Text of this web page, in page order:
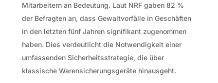
Mitarbeitern an Bedeutung. Laut NRF gaben 82 %
der Befragten an, dass Gewaltvorfälle in Geschäften
in den letzten fünf Jahren signifikant zugenommen
haben. Dies verdeutlicht die Notwendigkeit einer
umfassenden Sicherheitsstrategie, die über
klassische Warensicherungsgeräte hinausgeht.